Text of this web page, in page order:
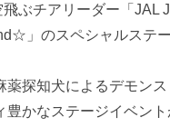
ぶチアリーダー「JAL
」のスペシャルステ
薬探知犬によるデモン
豊かなステージイベント